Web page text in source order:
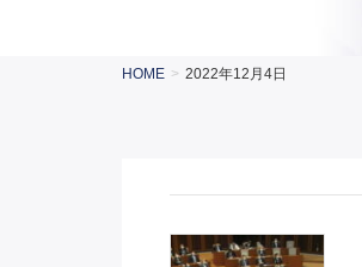
HOME 2022年12月4日